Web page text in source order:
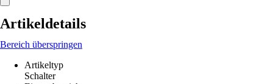
Artikeldetails
Bereich überspringen
Artikeltyp
Schalter